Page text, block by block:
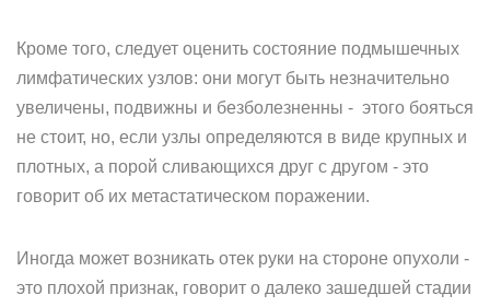
Кроме того, следует оценить состояние подмышечных
лимфатических узлов: они могут быть незначительно
увеличены, подвижны и безболезненны - этого бояться
не стоит, но, если узлы определяются в виде крупных и
плотных, а порой сливающихся друг с другом - это
говорит об их метастатическом поражении.
Иногда может возникать отек руки на стороне опухоли -
это плохой признак, говорит о далеко зашедшей стадии